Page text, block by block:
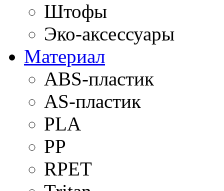
Штофы
Эко-аксессуары
Материал
ABS-пластик
AS-пластик
PLA
PP
RPET